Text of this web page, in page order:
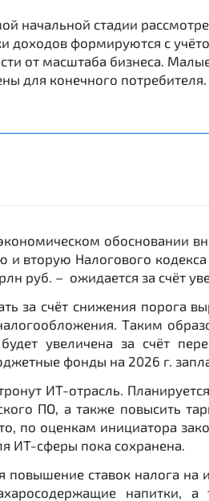
начальной стадии
доходов формируются с
от масштаба бизнеса.
для конечного
обосновании
и вторую Налогового
руб. – ожидается за счёт
за счёт снижения порога
Таким
увеличена за счёт
фонды на 2026 г.
ИТ-отрасль.
ПО, а также повысить
по оценкам инициатора
ИТ-сферы пока сохранена.
повышение ставок налога на
напитки,